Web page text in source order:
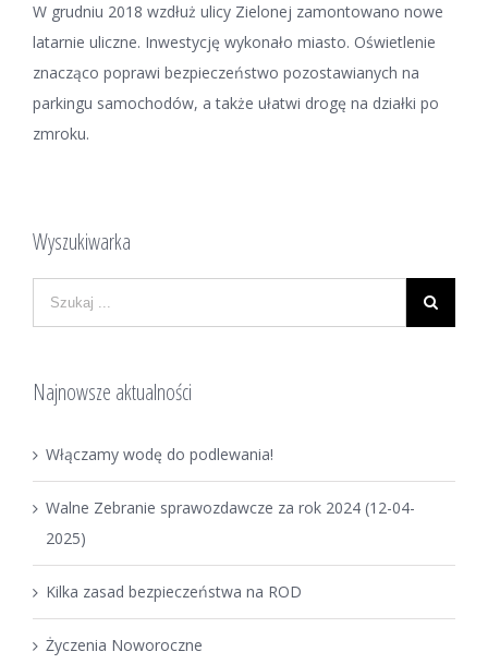
W grudniu 2018 wzdłuż ulicy Zielonej zamontowano nowe
latarnie uliczne. Inwestycję wykonało miasto. Oświetlenie
znacząco poprawi bezpieczeństwo pozostawianych na
parkingu samochodów, a także ułatwi drogę na działki po
zmroku.
Wyszukiwarka
Najnowsze aktualności
Włączamy wodę do podlewania!
Walne Zebranie sprawozdawcze za rok 2024 (12-04-
2025)
Kilka zasad bezpieczeństwa na ROD
Życzenia Noworoczne